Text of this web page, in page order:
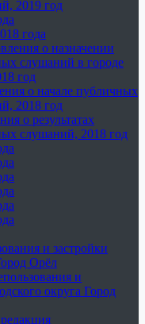
2019 год
года
о назначении
слушаний в городе
год
о начале публичных
2018 год
о результатах
слушаний, 2018 год
и застройки
Орёл
и
округа Город